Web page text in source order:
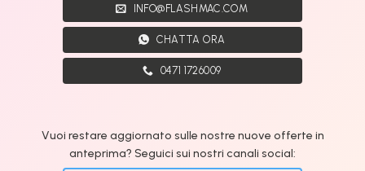
INFO@FLASHMAC.COM
CHATTA ORA
0471 1726009
Vuoi restare aggiornato sulle nostre nuove offerte in
anteprima? Seguici sui nostri canali social: